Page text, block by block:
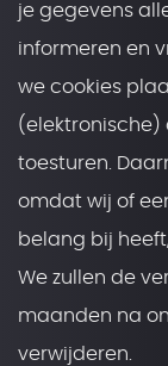
je gegevens
informeren en
we cookies
toesturen.
omdat wij of
belang bij
We zullen de
maanden na
verwijderen.